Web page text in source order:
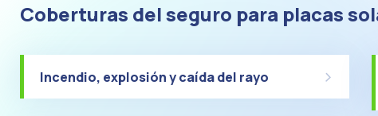
Coberturas del seguro para placas
Incendio, explosión y caída del rayo